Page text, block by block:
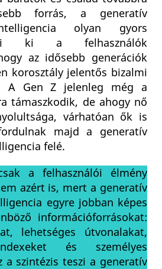
forrás, a generatív
olyan gyors
ki a felhasználók
az idősebb generációk
korosztály jelentős bizalmi
A Gen Z jelenleg még a
támaszkodik, de ahogy nő
várhatóan ők is
majd a generatív
felé.
a felhasználói élmény
azért is, mert a generatív
egyre jobban képes
információforrásokat:
lehetséges útvonalakat,
és személyes
a szintézis teszi a generatív